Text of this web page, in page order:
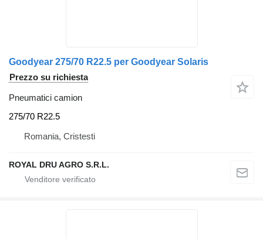
Goodyear 275/70 R22.5 per Goodyear Solaris
Prezzo su richiesta
Pneumatici camion
275/70 R22.5
Romania, Cristesti
ROYAL DRU AGRO S.R.L.